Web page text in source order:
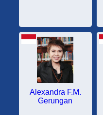
Alexandra F.M.
Gerungan